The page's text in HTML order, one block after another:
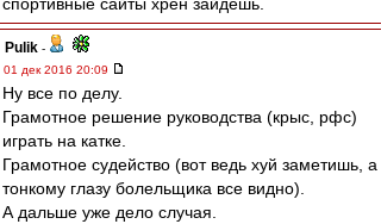
Pulik -
01 дек 2016 20:09
Ну все по делу.
Грамотное решение руководства (крыс, рфс)
играть на катке.
Грамотное судейство (вот ведь хуй заметишь, а
тонкому глазу болельщика все видно).
А дальше уже дело случая.